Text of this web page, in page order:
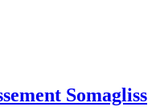
Somagliss